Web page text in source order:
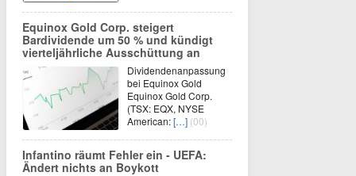
Equinox Gold Corp. steigert
Bardividende um 50 % und kündigt
vierteljährliche Ausschüttung an
Dividendenanpassung
bei Equinox Gold
Equinox Gold Corp.
(TSX: EQX, NYSE
American:[…] (00)
Infantino räumt Fehler ein - UEFA:
Ändert nichts an Boykott